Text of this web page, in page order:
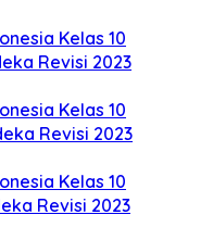
Kelas 10
Revisi 2023
Kelas 10
Revisi 2023
Kelas 10
Revisi 2023